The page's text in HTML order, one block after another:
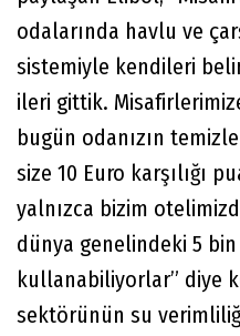
odalarında havlu ve
sistemiyle kendileri
ileri gittik.
bugün odanızın
size 10 Euro karşılığı
yalnızca bizim
dünya genelindeki 5
kullanabiliyorlar” diye
sektörünün su